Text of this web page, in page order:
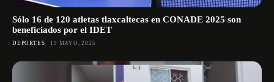
Sólo 16 de 120 atletas tlaxcaltecas en CONADE 2025 son
beneficiados por el IDET
DEPORTES 19 MAYO, 2025